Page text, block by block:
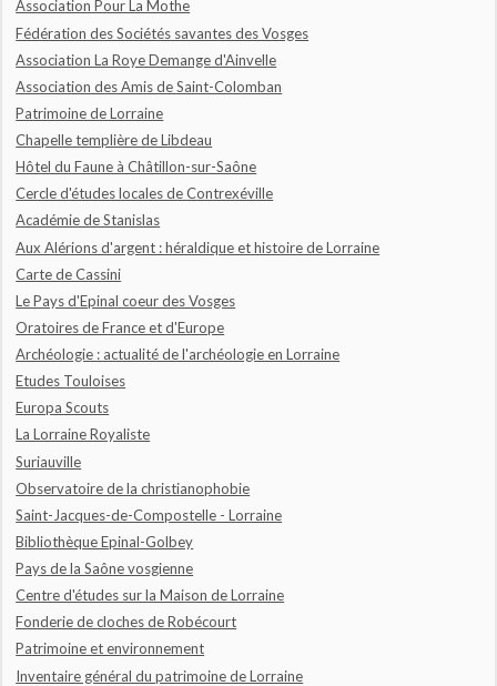
Association Pour La Mothe
Fédération des Sociétés savantes des Vosges
Association La Roye Demange d'Ainvelle
Association des Amis de Saint-Colomban
Patrimoine de Lorraine
Chapelle templière de Libdeau
Hôtel du Faune à Châtillon-sur-Saône
Cercle d'études locales de Contrexéville
Académie de Stanislas
Aux Alérions d'argent : héraldique et histoire de Lorraine
Carte de Cassini
Le Pays d'Epinal coeur des Vosges
Oratoires de France et d'Europe
Archéologie : actualité de l'archéologie en Lorraine
Etudes Touloises
Europa Scouts
La Lorraine Royaliste
Suriauville
Observatoire de la christianophobie
Saint-Jacques-de-Compostelle - Lorraine
Bibliothèque Epinal-Golbey
Pays de la Saône vosgienne
Centre d'études sur la Maison de Lorraine
Fonderie de cloches de Robécourt
Patrimoine et environnement
Inventaire général du patrimoine de Lorraine